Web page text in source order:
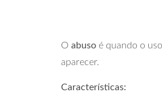
O abuso é quando o
aparecer.
Características: